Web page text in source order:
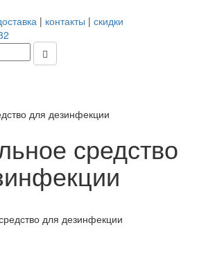
| контакты | скидки
для дезинфекции
средство